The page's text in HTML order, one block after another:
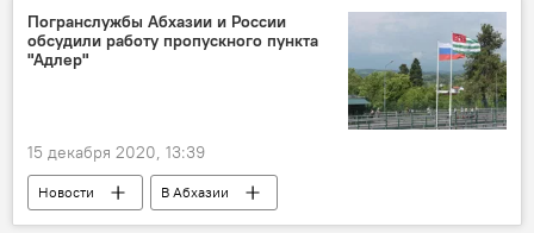
Погранслужбы Абхазии и России
обсудили работу пропускного пункта
"Адлер"
15 декабря 2020, 13:39
Новости В Абхазии